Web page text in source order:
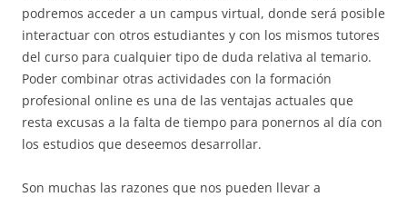
podremos acceder a un campus virtual, donde será posible
interactuar con otros estudiantes y con los mismos tutores
del curso para cualquier tipo de duda relativa al temario.
Poder combinar otras actividades con la formación
profesional online es una de las ventajas actuales que
resta excusas a la falta de tiempo para ponernos al día con
los estudios que deseemos desarrollar.
Son muchas las razones que nos pueden llevar a